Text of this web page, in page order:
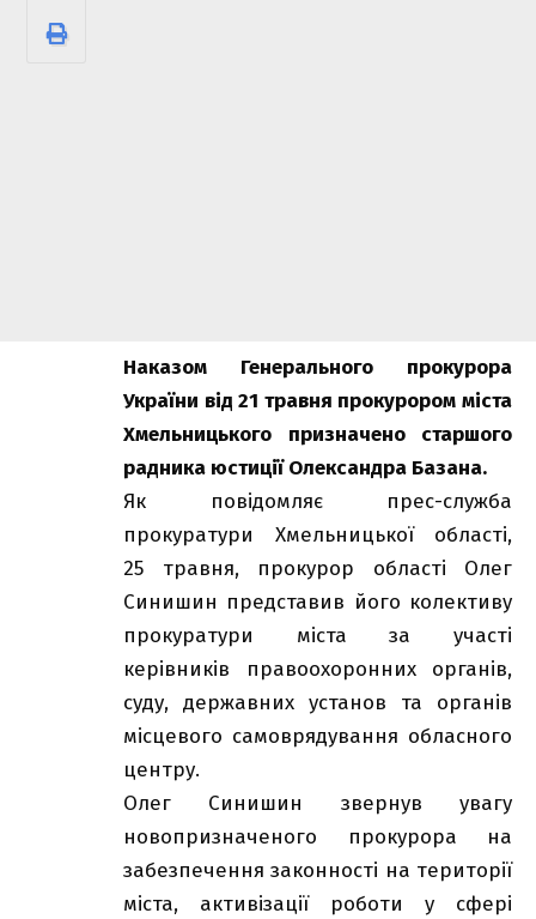
Наказом Генерального прокурора
України від 21 травня прокурором міста
Хмельницького призначено старшого
радника юстиції Олександра Базана.
Як повідомляє прес-служба
прокуратури Хмельницької області,
25 травня, прокурор області Олег
Синишин представив його колективу
прокуратури міста за участі
керівників правоохоронних органів,
суду, державних установ та органів
місцевого самоврядування обласного
центру.
Олег Синишин звернув увагу
новопризначеного прокурора на
забезпечення законності на території
міста, активізації роботи у сфері